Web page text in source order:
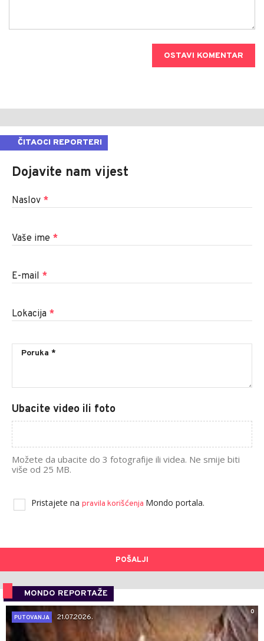
OSTAVI KOMENTAR
ČITAOCI REPORTERI
Dojavite nam vijest
Naslov *
Vaše ime *
E-mail *
Lokacija *
Ubacite video ili foto
Možete da ubacite do 3 fotografije ili videa. Ne smije biti
više od 25 MB.
Pristajete na pravila korišćenja Mondo portala.
POŠALJI
MONDO REPORTAŽE
0
PUTOVANJA
21.07.2026.